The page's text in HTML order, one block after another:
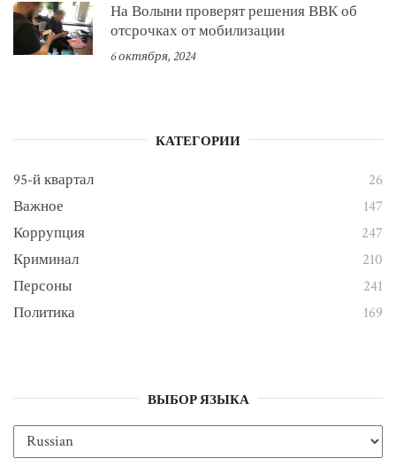
На Волыни проверят решения ВВК об
отсрочках от мобилизации
6 октября, 2024
КАТЕГОРИИ
95-й квартал
26
Важное
147
Коррупция
247
Криминал
210
Персоны
241
Политика
169
ВЫБОР ЯЗЫКА